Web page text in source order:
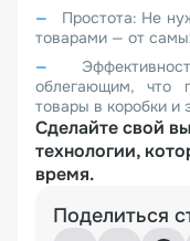
Простота: Не
товарами — от
облегающим, что
товары в коробки и
Сделайте свой
технологии,
время.
Поделиться